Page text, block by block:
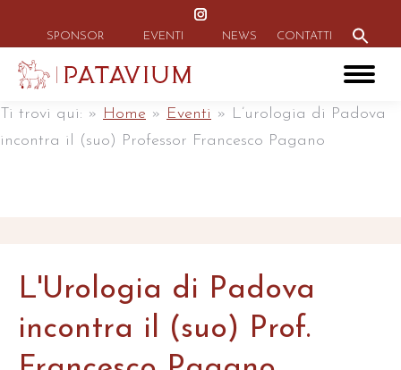
page
new
SPONSOR EVENTI NEWS CONTATTI
Search Button
Ti trovi qui: » Home » Eventi » L’urologia di Padova
incontra il (suo) Professor Francesco Pagano
L'Urologia di Padova
incontra il (suo) Prof.